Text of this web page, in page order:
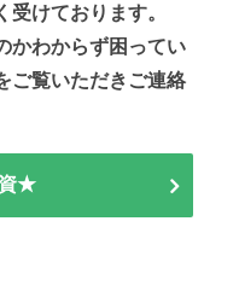
けております。
かわからず困ってい
ご覧いただきご連絡
★